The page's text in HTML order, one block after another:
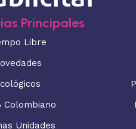
Principales
Libre
Colombiano
Unidades